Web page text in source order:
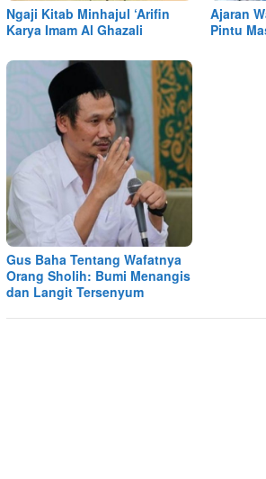
Ngaji Kitab Minhajul ‘Arifin
Karya Imam Al Ghazali
Ajaran
Pintu
Gus Baha Tentang Wafatnya
Orang Sholih: Bumi Menangis
dan Langit Tersenyum